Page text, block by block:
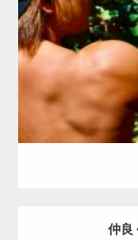
ONIKKY(
ダウン
仲良